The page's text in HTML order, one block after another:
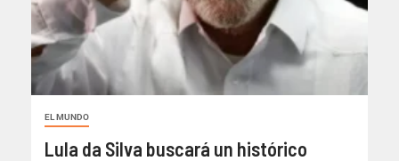
EL MUNDO
Lula da Silva buscará un histórico